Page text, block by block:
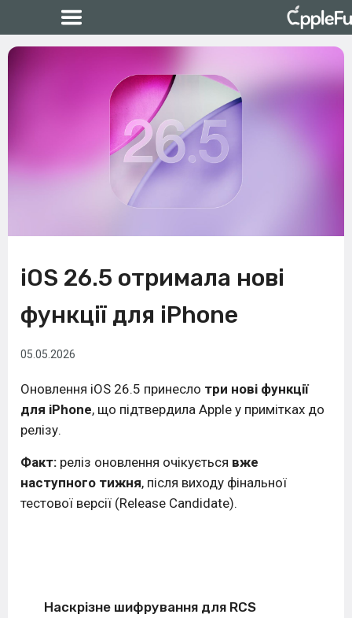
iOS 26.5 отримала нові
функції для iPhone
05.05.2026
Оновлення iOS 26.5 принесло три нові функції
для iPhone, що підтвердила Apple у примітках до
релізу.
Факт: реліз оновлення очікується вже
наступного тижня, після виходу фінальної
тестової версії (Release Candidate).
Наскрізне шифрування для RCS